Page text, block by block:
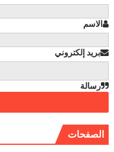
الاسم
بريد إلكتروني
رسالة
الصفحات